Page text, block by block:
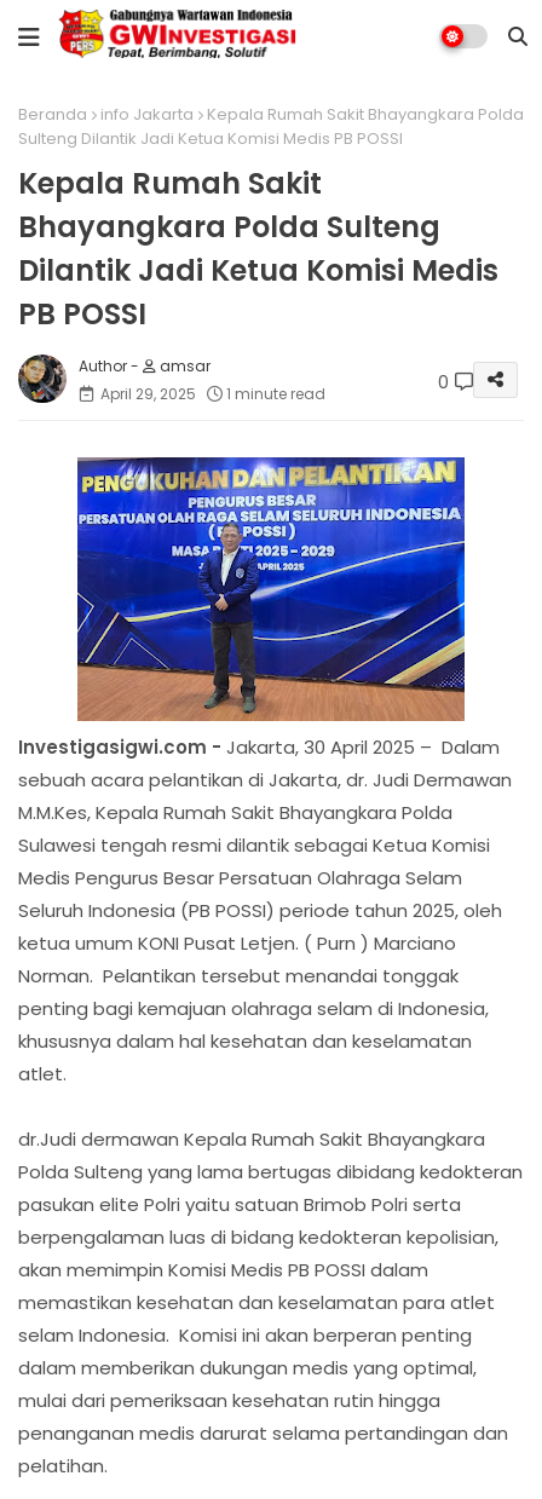
Beranda info Jakarta
Kepala Rumah Sakit Bhayangkara Polda
Sulteng Dilantik Jadi Ketua Komisi Medis PB POSSI
Kepala Rumah Sakit
Bhayangkara Polda Sulteng
Dilantik Jadi Ketua Komisi Medis
PB POSSI
amsar
April 29, 2025
1 minute read 0
Investigasigwi.com - Jakarta, 30 April 2025 – Dalam
sebuah acara pelantikan di Jakarta, dr. Judi Dermawan
M.M.Kes, Kepala Rumah Sakit Bhayangkara Polda
Sulawesi tengah resmi dilantik sebagai Ketua Komisi
Medis Pengurus Besar Persatuan Olahraga Selam
Seluruh Indonesia (PB POSSI) periode tahun 2025, oleh
ketua umum KONI Pusat Letjen. ( Purn ) Marciano
Norman. Pelantikan tersebut menandai tonggak
penting bagi kemajuan olahraga selam di Indonesia,
khususnya dalam hal kesehatan dan keselamatan
atlet.
dr.Judi dermawan Kepala Rumah Sakit Bhayangkara
Polda Sulteng yang lama bertugas dibidang kedokteran
pasukan elite Polri yaitu satuan Brimob Polri serta
berpengalaman luas di bidang kedokteran kepolisian,
akan memimpin Komisi Medis PB POSSI dalam
memastikan kesehatan dan keselamatan para atlet
selam Indonesia. Komisi ini akan berperan penting
dalam memberikan dukungan medis yang optimal,
mulai dari pemeriksaan kesehatan rutin hingga
penanganan medis darurat selama pertandingan dan
pelatihan.